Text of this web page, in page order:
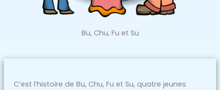
Bu, Chu, Fu et Su
C’est l’histoire de Bu, Chu, Fu et Su, quatre jeunes